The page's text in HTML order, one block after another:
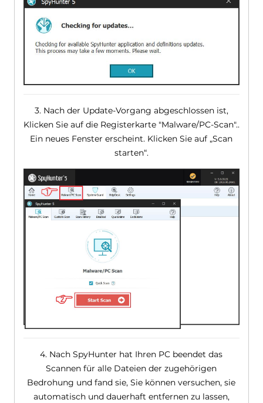
3. Nach der Update-Vorgang abgeschlossen ist,
Klicken Sie auf die Registerkarte "Malware/PC-Scan"..
Ein neues Fenster erscheint. Klicken Sie auf „Scan
starten“.
4. Nach SpyHunter hat Ihren PC beendet das
Scannen für alle Dateien der zugehörigen
Bedrohung und fand sie, Sie können versuchen, sie
automatisch und dauerhaft entfernen zu lassen,